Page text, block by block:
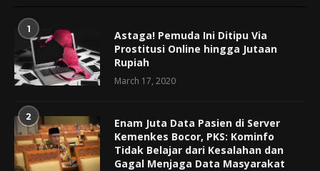
1
Astaga! Pemuda Ini Ditipu Via
Prostitusi Online hingga Jutaan
Rupiah
March 17, 2020
2
Enam Juta Data Pasien di Server
Kemenkes Bocor, PKS: Kominfo
Tidak Belajar dari Kesalahan dan
Gagal Menjaga Data Masyarakat